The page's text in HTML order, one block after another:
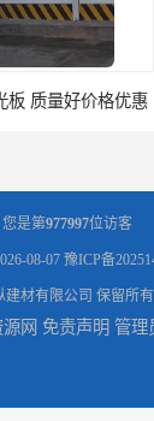
优惠 郑州
河南郑州移动式高空瓦机租赁公司 提高施工效率
您是第977997位访客
08-07 豫ICP备
建材有限公司 保留所有
网 免责声明 管理